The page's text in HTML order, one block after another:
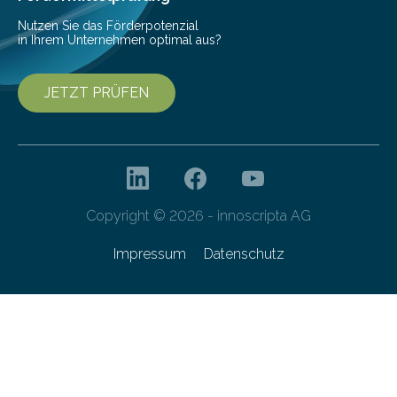
Nutzen Sie das Förderpotenzial
in Ihrem Unternehmen optimal aus?
JETZT PRÜFEN
Copyright © 2026 - innoscripta AG
Impressum Datenschutz